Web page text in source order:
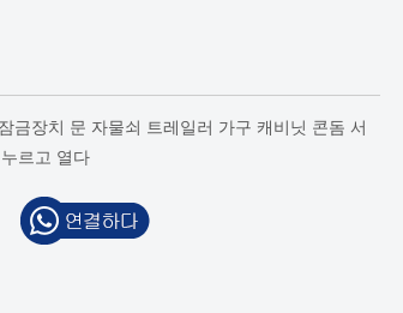
금장치 문 자물쇠 트레일러 가구 캐비닛 콘돔 서
르고 열다